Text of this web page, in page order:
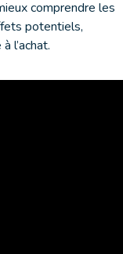
comprendre les
potentiels,
l’achat.